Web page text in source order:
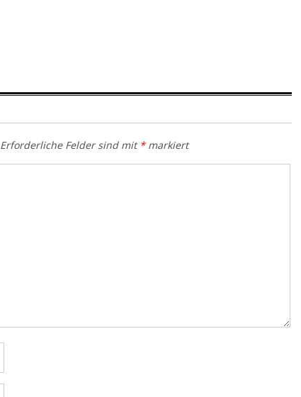
Erforderliche Felder sind mit *markiert